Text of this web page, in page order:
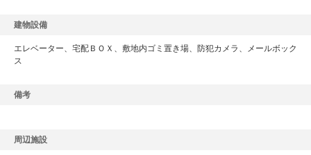
建物設備
エレベーター、宅配ＢＯＸ、敷地内ゴミ置き場、防犯カメラ、メールボック
ス
備考
周辺施設